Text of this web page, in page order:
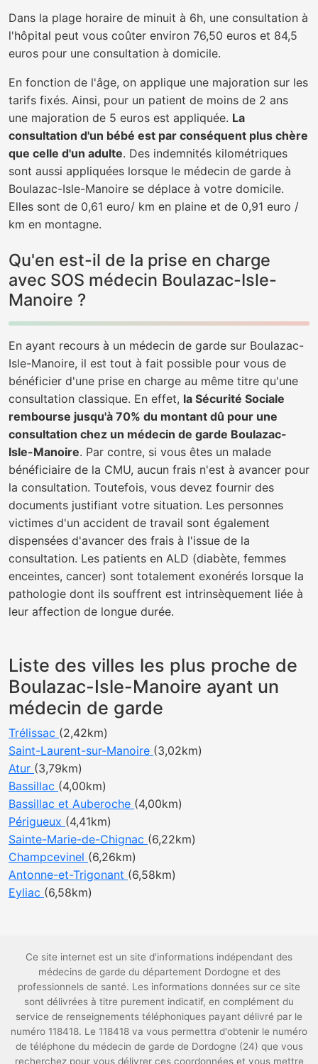
Dans la plage horaire de minuit à 6h, une consultation à
l'hôpital peut vous coûter environ 76,50 euros et 84,5
euros pour une consultation à domicile.
En fonction de l'âge, on applique une majoration sur les
tarifs fixés. Ainsi, pour un patient de moins de 2 ans
une majoration de 5 euros est appliquée. La
consultation d'un bébé est par conséquent plus chère
que celle d'un adulte. Des indemnités kilométriques
sont aussi appliquées lorsque le médecin de garde à
Boulazac-Isle-Manoire se déplace à votre domicile.
Elles sont de 0,61 euro/ km en plaine et de 0,91 euro /
km en montagne.
Qu'en est-il de la prise en charge
avec SOS médecin Boulazac-Isle-
Manoire ?
En ayant recours à un médecin de garde sur Boulazac-
Isle-Manoire, il est tout à fait possible pour vous de
bénéficier d'une prise en charge au même titre qu'une
consultation classique. En effet, la Sécurité Sociale
rembourse jusqu'à 70% du montant dû pour une
consultation chez un médecin de garde Boulazac-
Isle-Manoire. Par contre, si vous êtes un malade
bénéficiaire de la CMU, aucun frais n'est à avancer pour
la consultation. Toutefois, vous devez fournir des
documents justifiant votre situation. Les personnes
victimes d'un accident de travail sont également
dispensées d'avancer des frais à l'issue de la
consultation. Les patients en ALD (diabète, femmes
enceintes, cancer) sont totalement exonérés lorsque la
pathologie dont ils souffrent est intrinsèquement liée à
leur affection de longue durée.
Liste des villes les plus proche de
Boulazac-Isle-Manoire ayant un
médecin de garde
Trélissac (2,42km)
Saint-Laurent-sur-Manoire (3,02km)
Atur (3,79km)
Bassillac (4,00km)
Bassillac et Auberoche (4,00km)
Périgueux (4,41km)
Sainte-Marie-de-Chignac (6,22km)
Champcevinel (6,26km)
Antonne-et-Trigonant (6,58km)
Eyliac (6,58km)
Ce site internet est un site d'informations indépendant des
médecins de garde du département Dordogne et des
professionnels de santé. Les informations données sur ce site
sont délivrées à titre purement indicatif, en complément du
service de renseignements téléphoniques payant délivré par le
numéro 118418. Le 118418 va vous permettra d'obtenir le numéro
de téléphone du médecin de garde de Dordogne (24) que vous
recherchez pour vous délivrer ces coordonnées et vous mettre